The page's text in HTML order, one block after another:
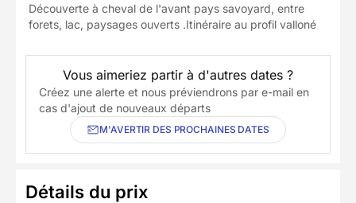
Découverte à cheval de l'avant pays savoyard, entre
forets, lac, paysages ouverts .Itinéraire au profil valloné
Vous aimeriez partir à d'autres dates ?
Créez une alerte et nous préviendrons par e-mail en
cas d'ajout de nouveaux départs
M'AVERTIR DES PROCHAINES DATES
Détails du prix